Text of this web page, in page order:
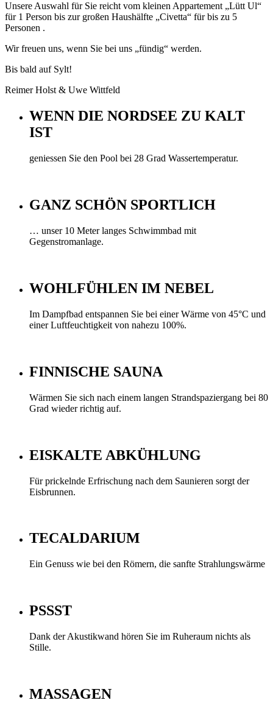
Unsere Auswahl für Sie reicht vom kleinen Appartement „Lütt Ul“
für 1 Person bis zur großen Haushälfte „Civetta“ für bis zu 5
Personen .
Wir freuen uns, wenn Sie bei uns „fündig“ werden.
Bis bald auf Sylt!
Reimer Holst & Uwe Wittfeld
WENN DIE NORDSEE ZU KALT
IST
geniessen Sie den Pool bei 28 Grad Wassertemperatur.
GANZ SCHÖN SPORTLICH
… unser 10 Meter langes Schwimmbad mit
Gegenstromanlage.
WOHLFÜHLEN IM NEBEL
Im Dampfbad entspannen Sie bei einer Wärme von 45°C und
einer Luftfeuchtigkeit von nahezu 100%.
FINNISCHE SAUNA
Wärmen Sie sich nach einem langen Strandspaziergang bei 80
Grad wieder richtig auf.
EISKALTE ABKÜHLUNG
Für prickelnde Erfrischung nach dem Saunieren sorgt der
Eisbrunnen.
TECALDARIUM
Ein Genuss wie bei den Römern, die sanfte Strahlungswärme
PSSST
Dank der Akustikwand hören Sie im Ruheraum nichts als
Stille.
MASSAGEN